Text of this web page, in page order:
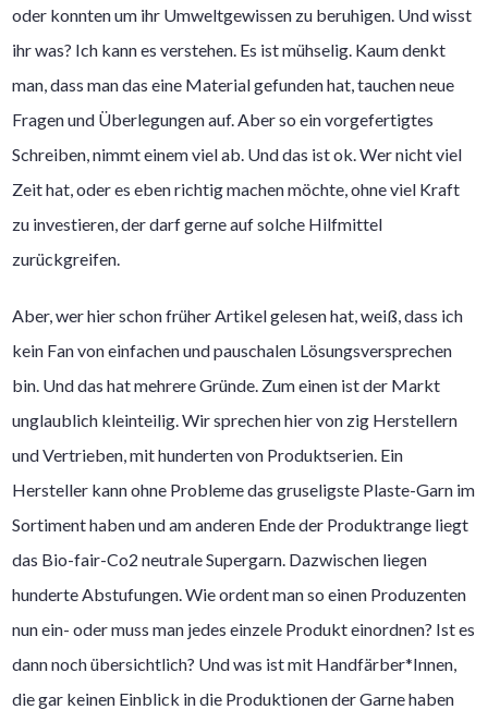
oder konnten um ihr Umweltgewissen zu beruhigen. Und wisst
ihr was? Ich kann es verstehen. Es ist mühselig. Kaum denkt
man, dass man das eine Material gefunden hat, tauchen neue
Fragen und Überlegungen auf. Aber so ein vorgefertigtes
Schreiben, nimmt einem viel ab. Und das ist ok. Wer nicht viel
Zeit hat, oder es eben richtig machen möchte, ohne viel Kraft
zu investieren, der darf gerne auf solche Hilfmittel
zurückgreifen.
Aber, wer hier schon früher Artikel gelesen hat, weiß, dass ich
kein Fan von einfachen und pauschalen Lösungsversprechen
bin. Und das hat mehrere Gründe. Zum einen ist der Markt
unglaublich kleinteilig. Wir sprechen hier von zig Herstellern
und Vertrieben, mit hunderten von Produktserien. Ein
Hersteller kann ohne Probleme das gruseligste Plaste-Garn im
Sortiment haben und am anderen Ende der Produktrange liegt
das Bio-fair-Co2 neutrale Supergarn. Dazwischen liegen
hunderte Abstufungen. Wie ordent man so einen Produzenten
nun ein- oder muss man jedes einzele Produkt einordnen? Ist es
dann noch übersichtlich? Und was ist mit Handfärber*Innen,
die gar keinen Einblick in die Produktionen der Garne haben